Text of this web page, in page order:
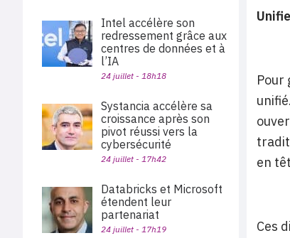
Pour
en
Ces
Intel accélère son
redressement grâce aux
centres de données et à
l’IA
24 juillet - 18h18
Systancia accélère sa
croissance après son
pivot réussi vers la
cybersécurité
24 juillet - 17h42
Databricks et Microsoft
étendent leur
partenariat
24 juillet - 17h19